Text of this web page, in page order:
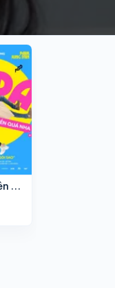
Oppa, Phiền Quá Nha!